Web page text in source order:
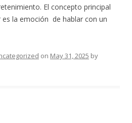
El concepto principal
la emoción de hablar con un
on May 31, 2025 by